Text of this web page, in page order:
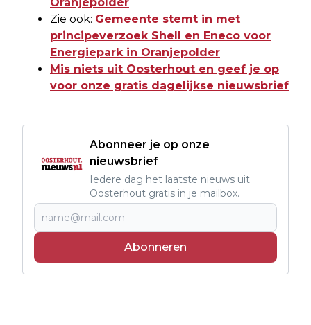
Zie ook: Gemeente stemt in met
principeverzoek Shell en Eneco voor
Energiepark in Oranjepolder
Mis niets uit Oosterhout en geef je op
voor onze gratis dagelijkse nieuwsbrief
Abonneer je op onze
nieuwsbrief
Iedere dag het laatste nieuws uit
Oosterhout gratis in je mailbox.
Abonneren